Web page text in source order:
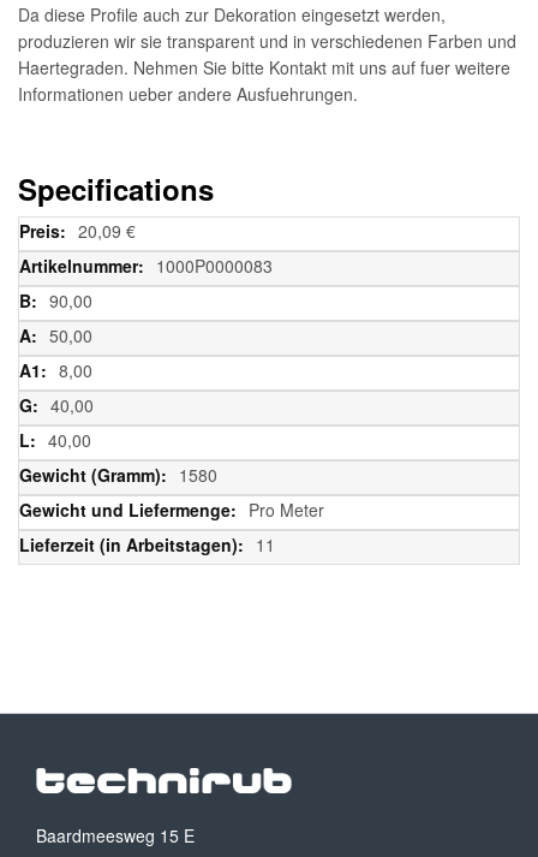
Da diese Profile auch zur Dekoration eingesetzt werden,
produzieren wir sie transparent und in verschiedenen Farben und
Haertegraden. Nehmen Sie bitte Kontakt mit uns auf fuer weitere
Informationen ueber andere Ausfuehrungen.
Specifications
Weitere
Informationen
20,09 €
1000P0000083
90,00
50,00
8,00
40,00
40,00
1580
Pro Meter
11
Baardmeesweg 15 E